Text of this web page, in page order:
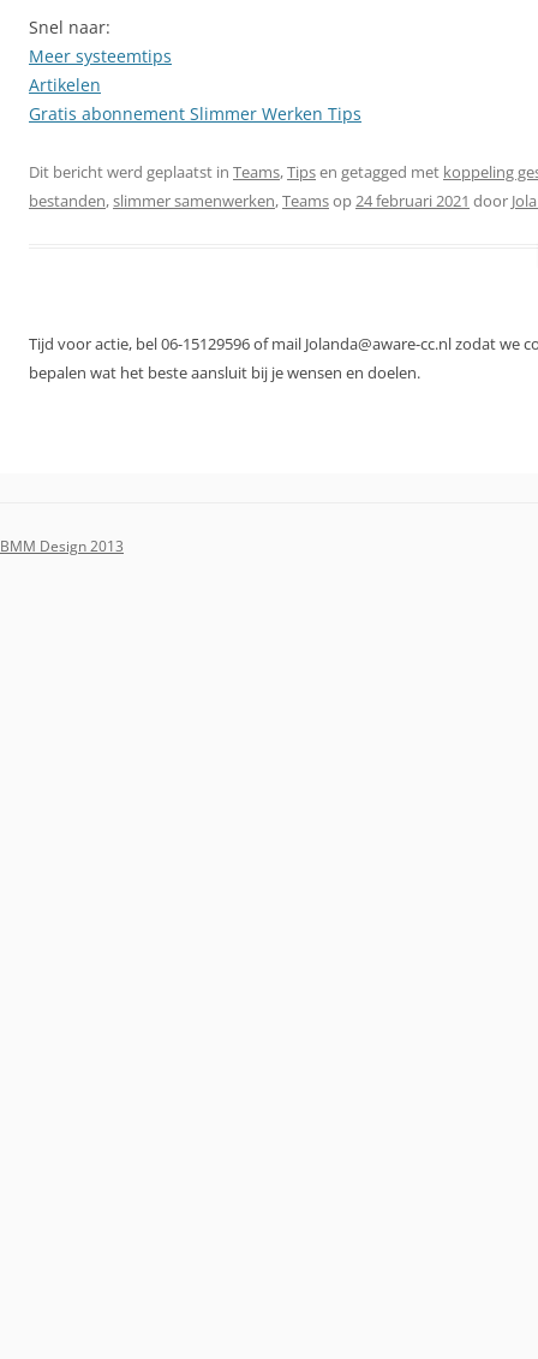
Snel naar:
Meer systeemtips
Artikelen
Gratis abonnement Slimmer Werken Tips
Dit bericht werd geplaatst in Teams,Tipsen getagged met koppeling
bestanden,slimmer samenwerken,Teamsop24 februari 2021 door
Tijd voor actie, bel 06-15129596 of mail Jolanda@aware-cc.nl zodat we
bepalen wat het beste aansluit bij je wensen en doelen.
BMM Design 2013